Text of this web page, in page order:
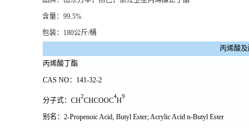
含量：99.5%
包装：180公斤/桶
丙烯酸
丙烯酸丁酯
CAS NO： 141-32-2
分子式： CH
2
CHCOOC
4
H
9
别名： 2-Propenoic Acid, Butyl Ester; Acrylic Acid n-Butyl Ester